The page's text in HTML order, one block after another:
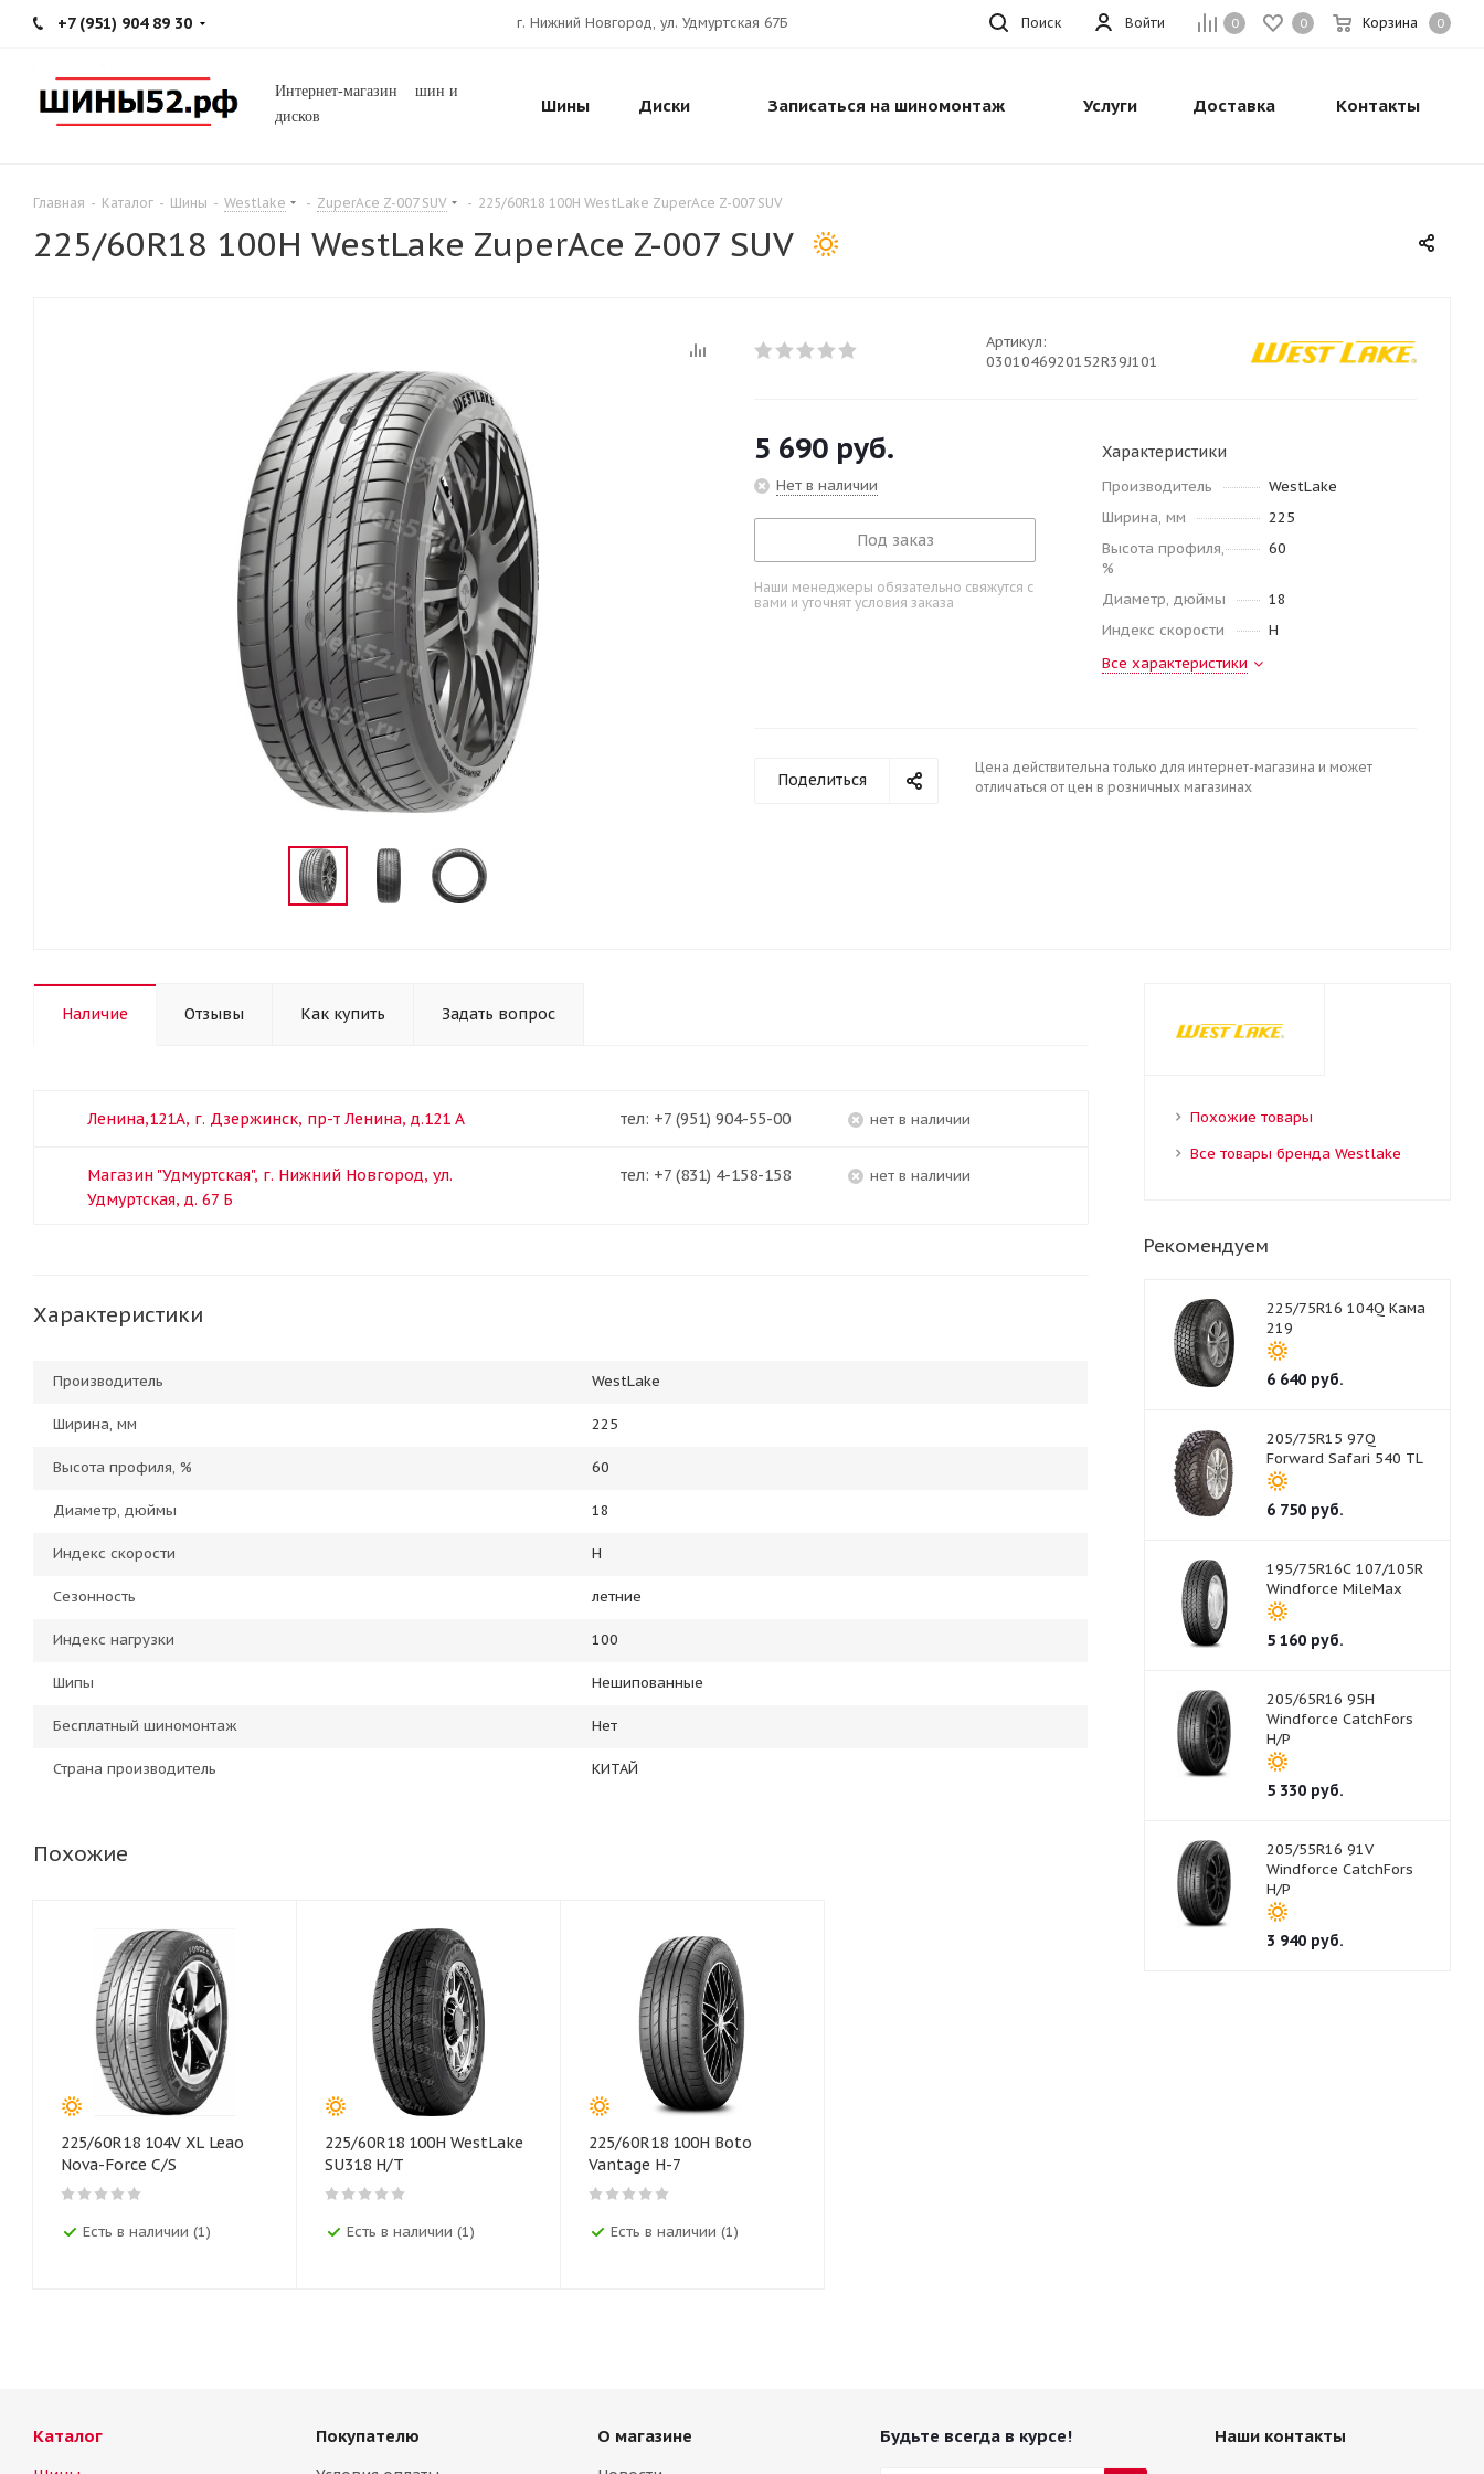
+7 (951) 904 89 30 0 0 Корзина 0
Войти
г. Нижний Новгород, ул. Удмуртская 67Б Поиск
Интернет-магазин шин и
дисков
Шины Диски Записаться на шиномонтаж Услуги Доставка Контакты
Главная - Каталог - Шины - Westlake - ZuperAce Z-007 SUV - 225/60R18 100H WestLake ZuperAce Z-007 SUV
225/60R18 100H WestLake ZuperAce Z-007 SUV
Артикул:
0301046920152R39J101
5 690 руб.
Нет в наличии
Под заказ
Наши менеджеры обязательно свяжутся с
вами и уточнят условия заказа
Характеристики
Производитель
WestLake
Ширина, мм
225
Высота профиля,
%
60
Диаметр, дюймы
18
Индекс скорости
H
Все характеристики
Поделиться
Цена действительна только для интернет-магазина и может
отличаться от цен в розничных магазинах
Наличие Отзывы Как купить Задать вопрос
тел: +7 (951) 904-55-00 Нет в наличии
Ленина,121А, г. Дзержинск, пр-т Ленина, д.121 А
тел: +7 (831) 4-158-158 Нет в наличии
Магазин "Удмуртская", г. Нижний Новгород, ул.
Удмуртская, д. 67 Б
Характеристики
Производитель WestLake
Ширина, мм 225
Высота профиля, % 60
Диаметр, дюймы 18
Индекс скорости H
Сезонность летние
Индекс нагрузки 100
Шипы Нешипованные
Бесплатный шиномонтаж Нет
Страна производитель КИТАЙ
Похожие
225/60R18 104V XL Leao
Nova-Force C/S
Есть в наличии (1)
225/60R18 100H WestLake
SU318 H/T
Есть в наличии (1)
225/60R18 100H Boto
Vantage H-7
Есть в наличии (1)
Похожие товары
Все товары бренда Westlake
Рекомендуем
225/75R16 104Q Кама
219
6 640руб.
205/75R15 97Q
Forward Safari 540 TL
6 750руб.
195/75R16C 107/105R
Windforce MileMax
5 160руб.
205/65R16 95H
Windforce CatchFors
H/P
5 330руб.
205/55R16 91V
Windforce CatchFors
H/P
3 940руб.
Каталог Покупателю О магазине Будьте всегда в курсе! Наши контакты